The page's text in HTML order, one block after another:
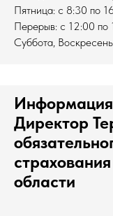
Пятница: с 8:30 по
Перерыв: с 12:00 по
Cуббота,
Директор
области